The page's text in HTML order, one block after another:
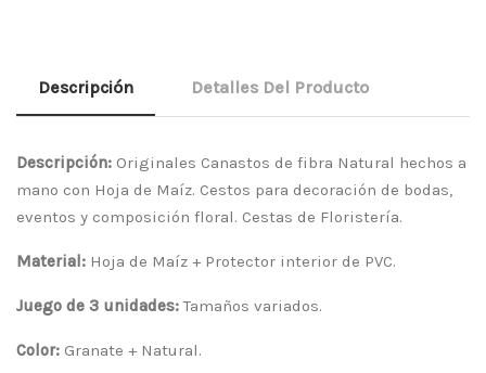
Descripción Detalles Del Producto
Descripción: Originales Canastos de fibra Natural hechos a
mano con Hoja de Maíz. Cestos para decoración de bodas,
eventos y composición floral. Cestas de Floristería.
Material: Hoja de Maíz + Protector interior de PVC.
Juego de 3 unidades:Tamaños variados.
Color: Granate + Natural.